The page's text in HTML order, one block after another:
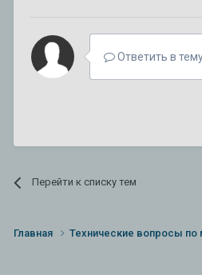
Ответить в
Перейти к списку тем
Главная Технические вопросы